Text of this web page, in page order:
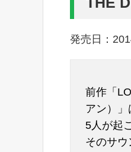
発売日：
前作「
アン）」
5人が起
そのサウ